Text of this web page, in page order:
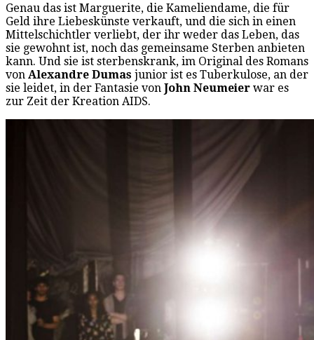
Genau das ist Marguerite, die Kameliendame, die für
Geld ihre Liebeskünste verkauft, und die sich in einen
Mittelschichtler verliebt, der ihr weder das Leben, das
sie gewohnt ist, noch das gemeinsame Sterben anbieten
kann. Und sie ist sterbenskrank, im Original des Romans
von Alexandre Dumas junior ist es Tuberkulose, an der
sie leidet, in der Fantasie von John Neumeier war es
zur Zeit der Kreation AIDS.